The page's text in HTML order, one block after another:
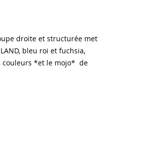
droite et structurée met
bleu roi et fuchsia,
*et le mojo*  de